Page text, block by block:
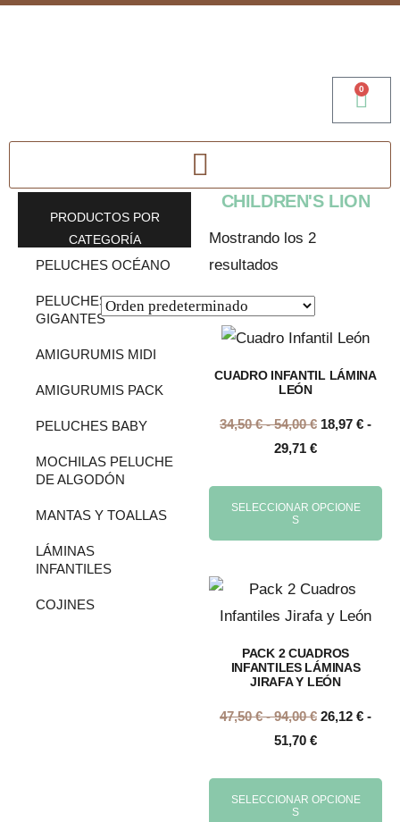
0
PRODUCTOS POR
CATEGORÍA
PELUCHES OCÉANO
PELUCHES
GIGANTES
AMIGURUMIS MIDI
AMIGURUMIS PACK
PELUCHES BABY
MOCHILAS PELUCHE
DE ALGODÓN
MANTAS Y TOALLAS
LÁMINAS
INFANTILES
COJINES
CHILDREN'S LION
Mostrando los 2
resultados
CUADRO INFANTIL LÁMINA
LEÓN
34,50€ - 54,00€ 18,97 € -
29,71 €
SELECCIONAR OPCIONE
S
PACK 2 CUADROS
INFANTILES LÁMINAS
JIRAFA Y LEÓN
47,50€ - 94,00€ 26,12 € -
51,70 €
SELECCIONAR OPCIONE
S